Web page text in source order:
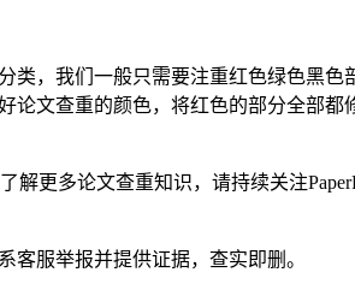
类，我们一般只需要注重红色绿色黑
文查重的颜色，将红色的部分全部
更多论文查重知识，请持续关注
客服举报并提供证据，查实即删。